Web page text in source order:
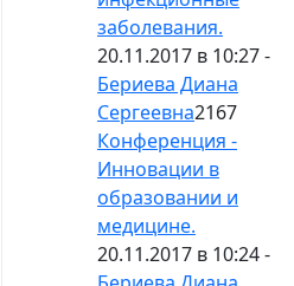
заболевания.
20.11.2017 в 10:27 -
Бериева Диана
Сергеевна2167
Конференция -
Инновации в
образовании и
медицине.
20.11.2017 в 10:24 -